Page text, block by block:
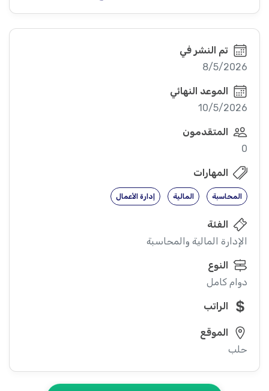
تم النشر في
8/5/2026
الموعد النهائي
10/5/2026
المتقدمون
0
المهارات
المحاسبة المالية إدارة الأعمال
الفئة
الإدارة المالية والمحاسبة
النوع
دوام كامل
الراتب
الموقع
حلب